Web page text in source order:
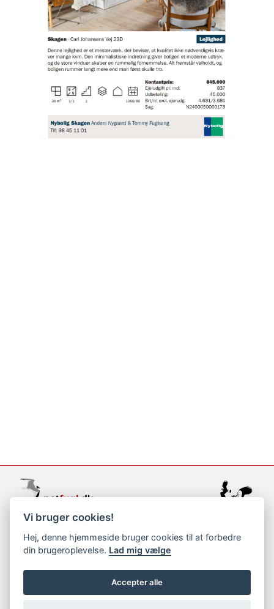
support@netfugl.dk
copyright © 2002-2023
Vi bruger cookies!
Hej, denne hjemmeside bruger cookies til at forbedre
din brugeroplevelse. Lad mig vælge
Accepter alle